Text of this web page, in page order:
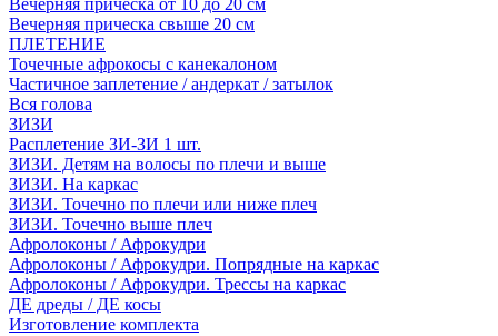
Вечерняя прическа от 10 до 20 см
Вечерняя прическа свыше 20 см
ПЛЕТЕНИЕ
Точечные афрокосы с канекалоном
Частичное заплетение / андеркат / затылок
Вся голова
ЗИЗИ
Расплетение ЗИ-ЗИ 1 шт.
ЗИЗИ. Детям на волосы по плечи и выше
ЗИЗИ. На каркас
ЗИЗИ. Точечно по плечи или ниже плеч
ЗИЗИ. Точечно выше плеч
Афролоконы / Афрокудри
Афролоконы / Афрокудри. Попрядные на каркас
Афролоконы / Афрокудри. Трессы на каркас
ДЕ дреды / ДЕ косы
Изготовление комплекта